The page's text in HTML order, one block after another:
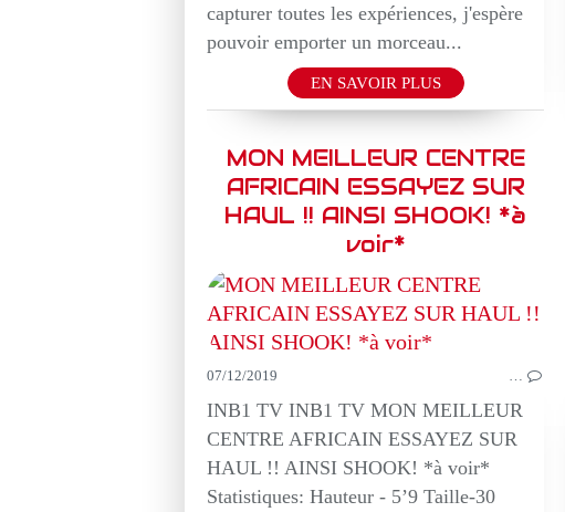
capturer toutes les expériences, j'espère
pouvoir emporter un morceau...
EN SAVOIR PLUS
MON MEILLEUR CENTRE
AFRICAIN ESSAYEZ SUR
HAUL !! AINSI SHOOK! *à
voir*
07/12/2019
INB1 TV INB1 TV MON MEILLEUR
CENTRE AFRICAIN ESSAYEZ SUR
HAUL !! AINSI SHOOK! *à voir*
Statistiques: Hauteur - 5’9 Taille-30